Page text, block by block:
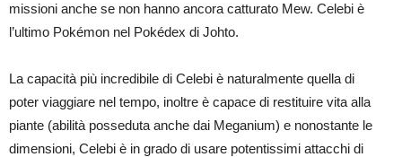
missioni anche se non hanno ancora catturato Mew. Celebi è
l’ultimo Pokémon nel Pokédex di Johto.
La capacità più incredibile di Celebi è naturalmente quella di
poter viaggiare nel tempo, inoltre è capace di restituire vita alla
piante (abilità posseduta anche dai Meganium) e nonostante le
dimensioni, Celebi è in grado di usare potentissimi attacchi di